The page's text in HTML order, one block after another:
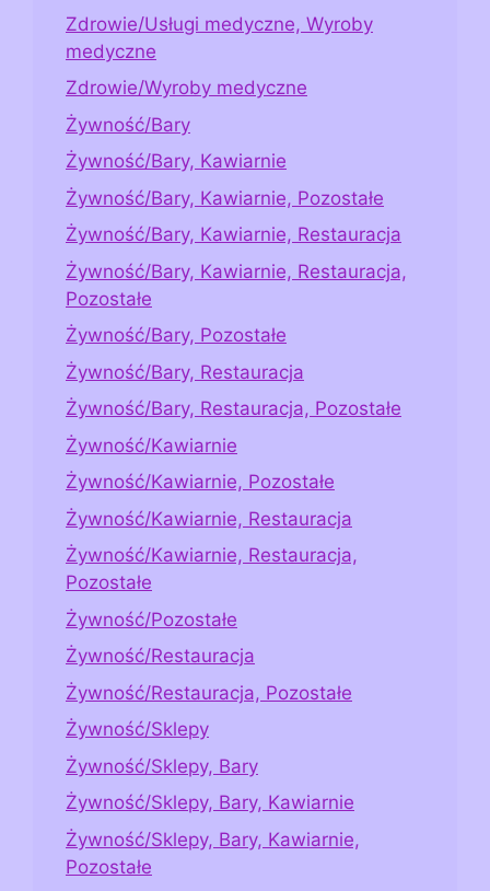
Zdrowie/Usługi medyczne, Wyroby
medyczne
Zdrowie/Wyroby medyczne
Żywność/Bary
Żywność/Bary, Kawiarnie
Żywność/Bary, Kawiarnie, Pozostałe
Żywność/Bary, Kawiarnie, Restauracja
Żywność/Bary, Kawiarnie, Restauracja,
Pozostałe
Żywność/Bary, Pozostałe
Żywność/Bary, Restauracja
Żywność/Bary, Restauracja, Pozostałe
Żywność/Kawiarnie
Żywność/Kawiarnie, Pozostałe
Żywność/Kawiarnie, Restauracja
Żywność/Kawiarnie, Restauracja,
Pozostałe
Żywność/Pozostałe
Żywność/Restauracja
Żywność/Restauracja, Pozostałe
Żywność/Sklepy
Żywność/Sklepy, Bary
Żywność/Sklepy, Bary, Kawiarnie
Żywność/Sklepy, Bary, Kawiarnie,
Pozostałe